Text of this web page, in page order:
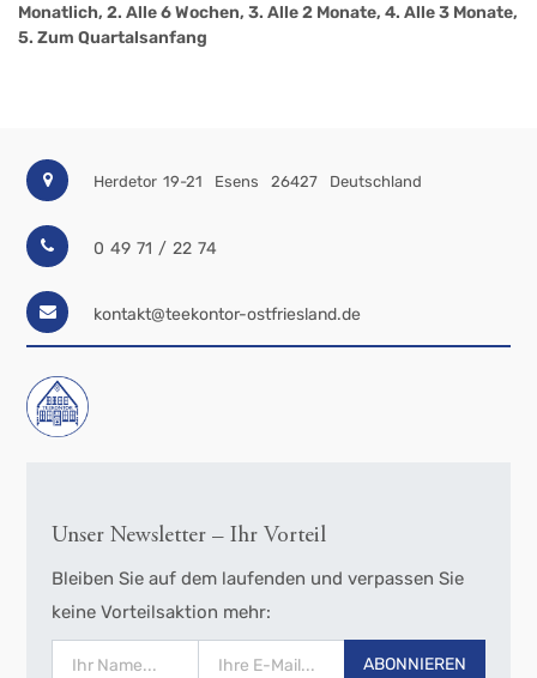
Monatlich, 2. Alle 6 Wochen, 3. Alle 2 Monate, 4. Alle 3 Monate,
5. Zum Quartalsanfang
Herdetor 19-21 Esens 26427 Deutschland
0 49 71 / 22 74
kontakt@teekontor-ostfriesland.de
Unser Newsletter – Ihr Vorteil
Bleiben Sie auf dem laufenden und verpassen Sie
keine Vorteilsaktion mehr:
ABONNIEREN